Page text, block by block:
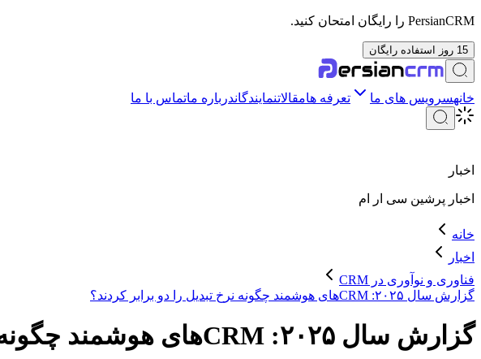
PersianCRM را رایگان امتحان کنید.
15 روز استفاده رایگان
خانهسرویس های ما تعرفه هامقالاتنمایندگاندرباره ماتماس با ما
اخبار
اخبار پرشین سی ار ام
خانه
اخبار
فناوری و نوآوری در CRM
گزارش سال ۲۰۲۵: CRM‌های هوشمند چگونه نرخ تبدیل را دو برابر کردند؟
گزارش سال ۲۰۲۵: CRM‌های هوشمند چگونه نرخ تبدیل را دو برابر کردند؟